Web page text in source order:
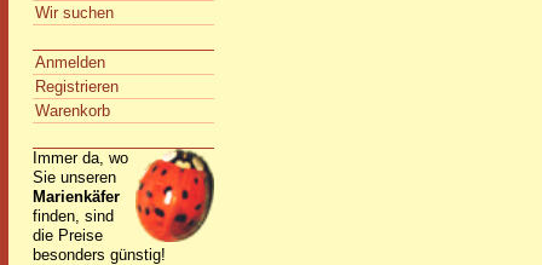
Wir suchen
Anmelden
Registrieren
Warenkorb
Immer da, wo
Sie unseren
Marienkäfer
finden, sind
die Preise
besonders günstig!